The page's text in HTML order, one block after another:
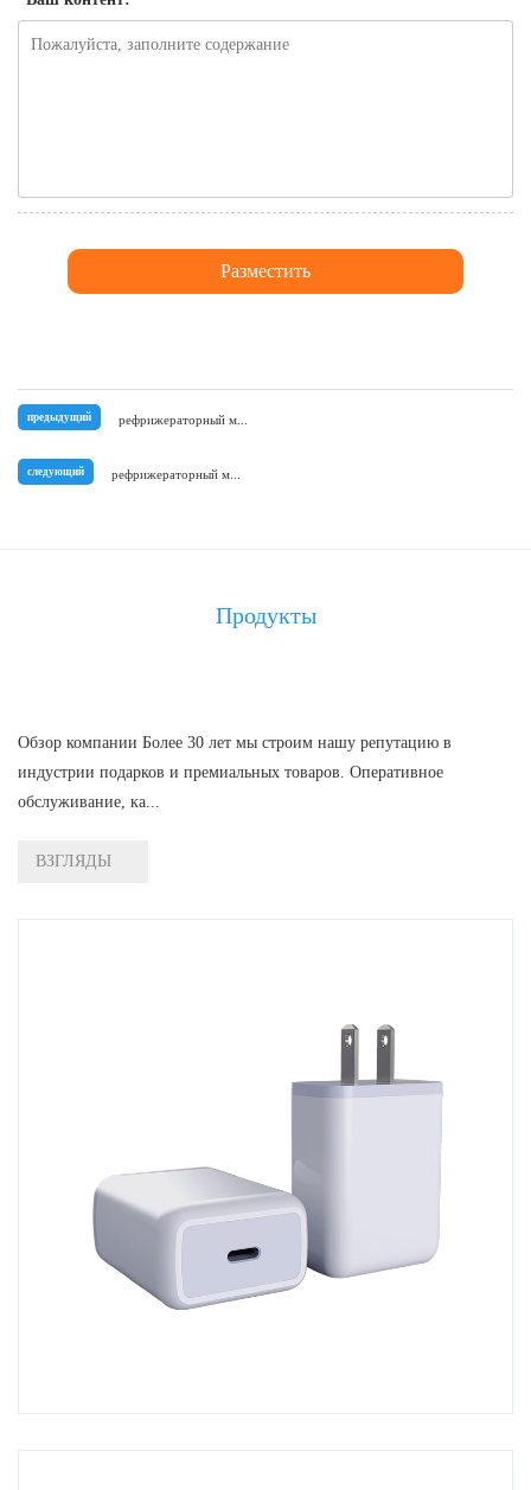
предыдущий рефрижераторный м...
следующий рефрижераторный м...
Продукты
Обзор компании Более 30 лет мы строим нашу репутацию в
индустрии подарков и премиальных товаров. Оперативное
обслуживание, ка...
ВЗГЛЯДЫ